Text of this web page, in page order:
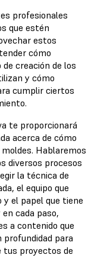
profesionales
que estén
estos
cómo
creación de los
y cómo
cumplir ciertos
te proporcionará
acerca de cómo
Hablaremos
diversos procesos
la técnica de
el equipo que
el papel que tiene
en cada paso,
a contenido que
para
tus proyectos de